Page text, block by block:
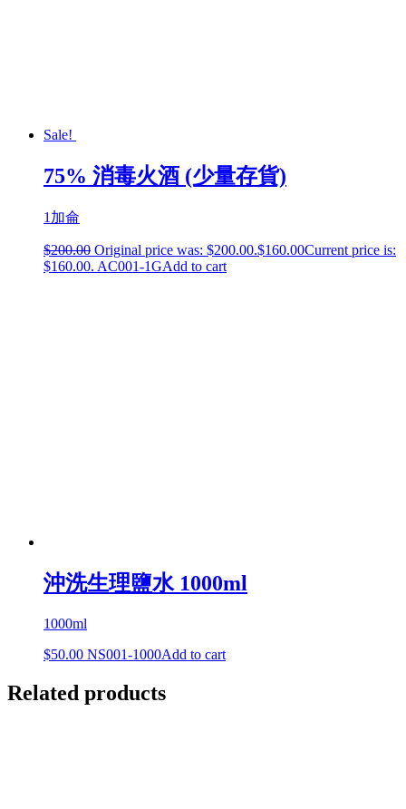
Sale!
75% 消毒火酒 (少量存貨)
1加侖
$200.00 Original price was: $200.00.$160.00Current price is:
$160.00. AC001-1GAdd to cart
沖洗生理鹽水 1000ml
1000ml
$50.00 NS001-1000Add to cart
Related products